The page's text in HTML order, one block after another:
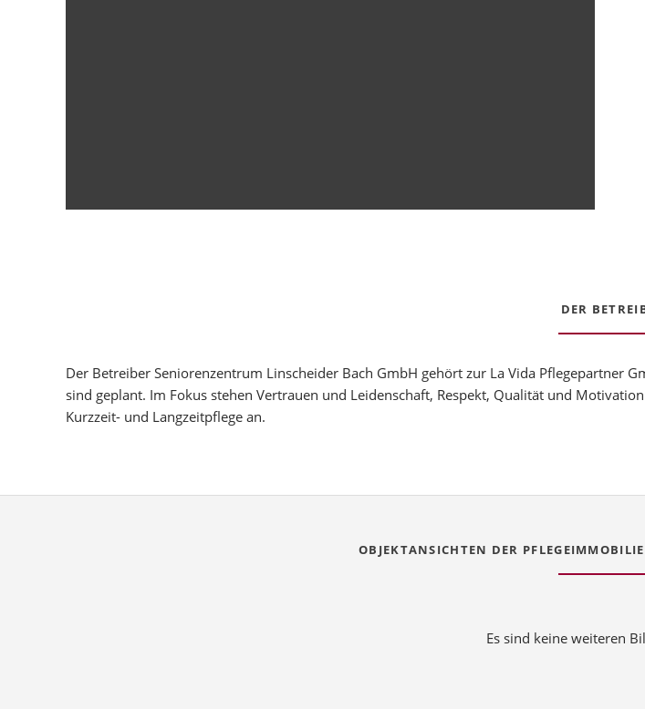
DER
Der Betreiber Seniorenzentrum Linscheider Bach GmbH gehört zur La Vida Pflegepartner
sind geplant. Im Fokus stehen Vertrauen und Leidenschaft, Respekt, Qualität und
Kurzzeit- und Langzeitpflege an.
OBJEKTANSICHTEN DER
Es sind keine weiteren